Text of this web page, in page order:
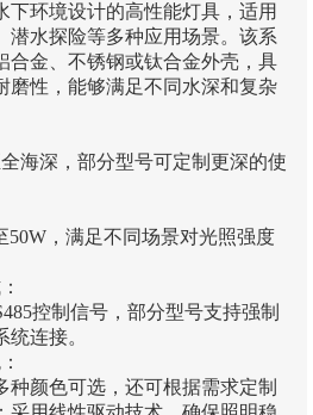
下环境设计的高性能灯具，适用
潜水探险等多种应用场景。该系
合金、不锈钢或钛合金外壳，具
磨性，能够满足不同水深和复杂
深，部分型号可定制更深的使
，满足不同场景对光照强度
控制信号，部分型号支持强制
连接。
颜色可选，还可根据需求定制